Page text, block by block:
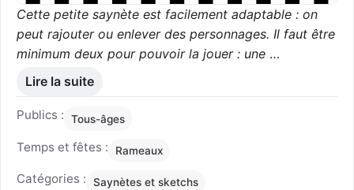
Cette petite saynète est facilement adaptable : on
peut rajouter ou enlever des personnages. Il faut être
minimum deux pour pouvoir la jouer : une …
Lire la suite
Publics : Tous-âges
Temps et fêtes : Rameaux
Catégories : Saynètes et sketchs